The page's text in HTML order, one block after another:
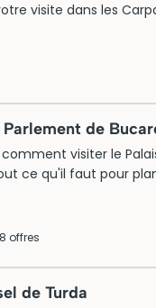
visite dans les
Parlement de
visiter le
ce qu'il faut pour
offres
de Turda